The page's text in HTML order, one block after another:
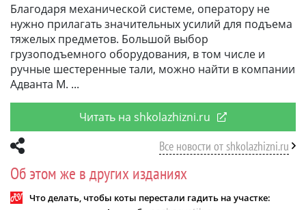
Благодаря механической системе, оператору не
нужно прилагать значительных усилий для подъема
тяжелых предметов. Большой выбор
грузоподъемного оборудования, в том числе и
ручные шестеренные тали, можно найти в компании
Адванта М.
Читать на shkolazhizni.ru
Все новости от shkolazhizni.ru
Об этом же в других изданиях
Что делать, чтобы коты перестали гадить на участке: